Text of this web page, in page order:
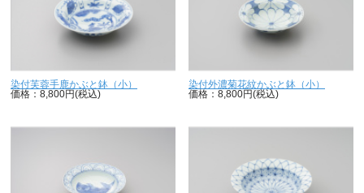
染付芙蓉手鹿かぶと鉢（小）
価格：8,800円(税込)
染付外濃菊花紋かぶと鉢（小）
価格：8,800円(税込)